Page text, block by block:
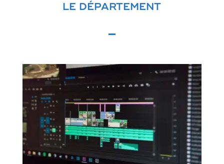
LE DÉPARTEMENT